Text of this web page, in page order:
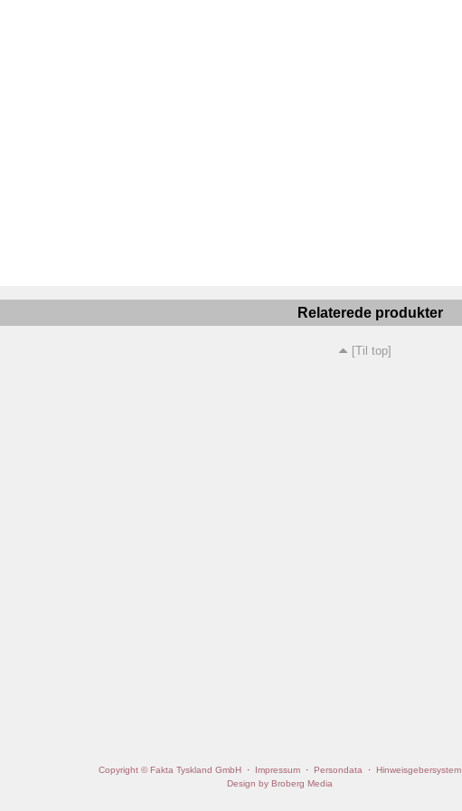
Relaterede produkter
[Til top]
Copyright © Fakta Tyskland GmbH· Impressum· Persondata · Hinweisgebersystem
Design by Broberg Media